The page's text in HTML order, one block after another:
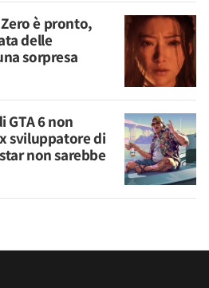
è pronto,
delle
sorpresa
GTA 6 non
sviluppatore di
non sarebbe